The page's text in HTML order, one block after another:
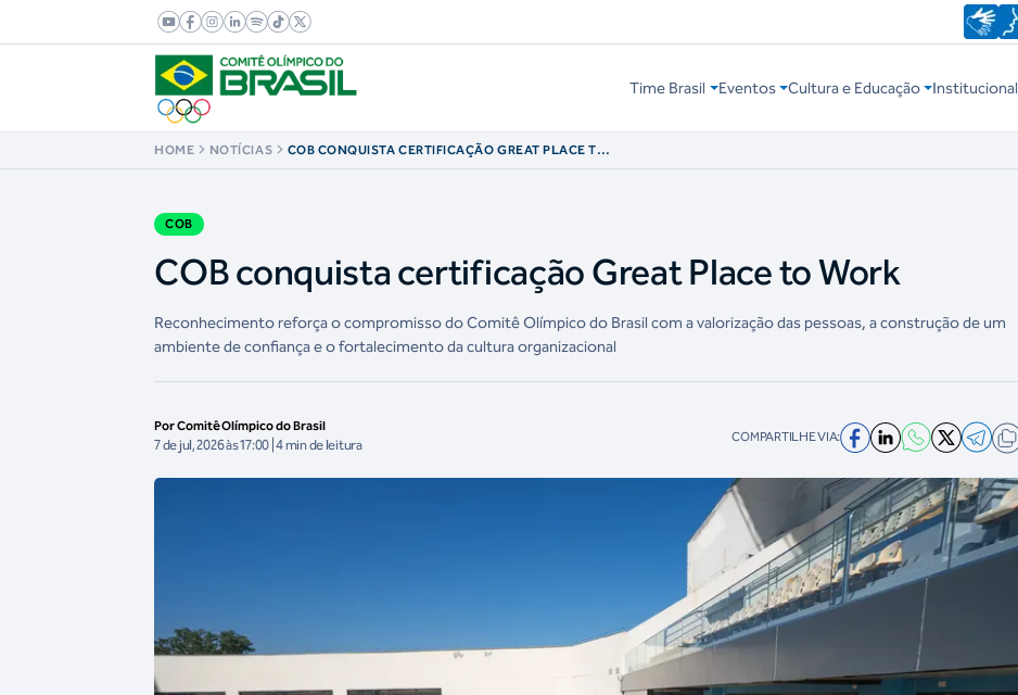
Time Brasil Eventos Cultura e Educação Institucional
HOME NOTÍCIAS
COB CONQUISTA CERTIFICAÇÃO GREAT PLACE TO
COB
COB conquista certificação Great Place to Work
Reconhecimento reforça o compromisso do Comitê Olímpico do Brasil com a valorização das pessoas, a construção de um
ambiente de confiança e o fortalecimento da cultura organizacional
Por Comitê Olímpico do Brasil
7 de jul, 2026 às 17:00 | 4 min de leitura COMPARTILHE VIA: